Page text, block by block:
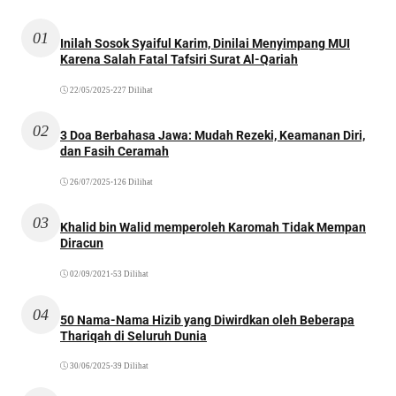
01
Inilah Sosok Syaiful Karim, Dinilai Menyimpang MUI
Karena Salah Fatal Tafsiri Surat Al-Qariah
22/05/2025 •227 Dilihat
02
3 Doa Berbahasa Jawa: Mudah Rezeki, Keamanan Diri,
dan Fasih Ceramah
26/07/2025 •126 Dilihat
03
Khalid bin Walid memperoleh Karomah Tidak Mempan
Diracun
02/09/2021 •53 Dilihat
04
50 Nama-Nama Hizib yang Diwirdkan oleh Beberapa
Thariqah di Seluruh Dunia
30/06/2025 •39 Dilihat